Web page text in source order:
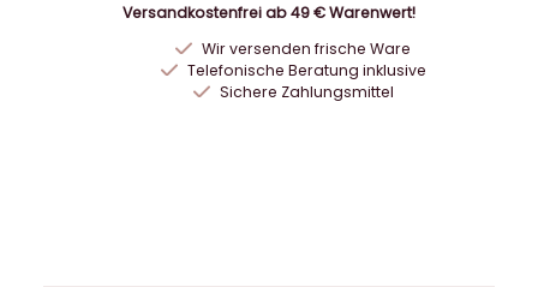
Versandkostenfrei ab 49 € Warenwert!
Wir versenden frische Ware
Telefonische Beratung inklusive
Sichere Zahlungsmittel